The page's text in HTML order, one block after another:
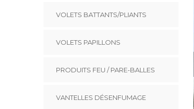
SOLEA
VOLETS BATTANTS/PLIANTS
VOLETS PAPILLONS
PRODUITS FEU / PARE-BALLES
VANTELLES DÉSENFUMAGE